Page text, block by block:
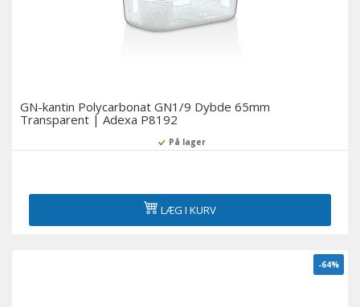
GN-kantin Polycarbonat GN1/9 Dybde 65mm
Transparent | Adexa P8192
På lager
LÆG I KURV
-64%